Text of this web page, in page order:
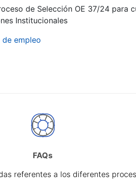
de Selección OE 37/24
Institucionales
de empleo
FAQs
referentes a los diferentes